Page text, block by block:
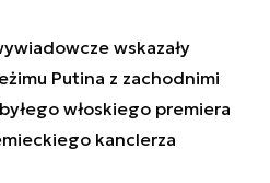
wskazały
Putina z zachodnimi
włoskiego premiera
kanclerza